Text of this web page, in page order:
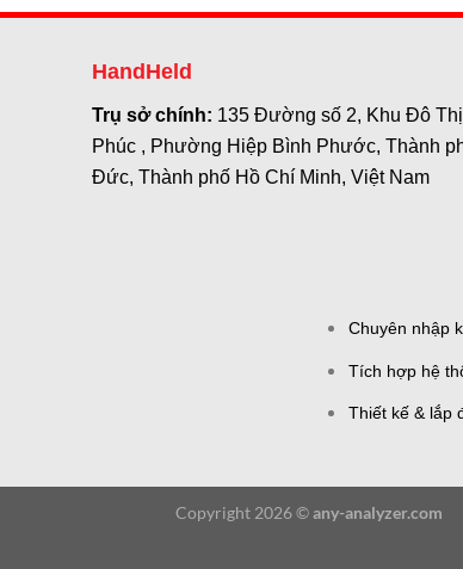
HandHeld
Trụ sở chính: 135 Đường số 2, Khu Đô
Phúc , Phường Hiệp Bình Phước, Thành
Đức, Thành phố Hồ Chí Minh, Việt Nam
Chuyên nhập
Tích hợp hệ
Thiết kế & lắp
Copyright 2026 ©any-analyzer.com